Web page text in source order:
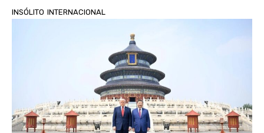
INSÓLITO INTERNACIONAL